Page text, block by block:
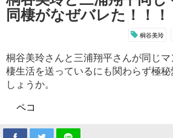
同棲がなぜバレた！！！
桐谷美玲
桐谷美玲さんと三浦翔平さんが同じ
棲生活を送っているにも関わらず極
しょうか。
ペコ